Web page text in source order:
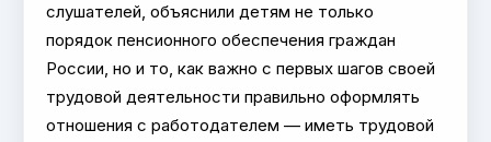
слушателей, объяснили детям не только
порядок пенсионного обеспечения граждан
России, но и то, как важно с первых шагов своей
трудовой деятельности правильно оформлять
отношения с работодателем — иметь трудовой